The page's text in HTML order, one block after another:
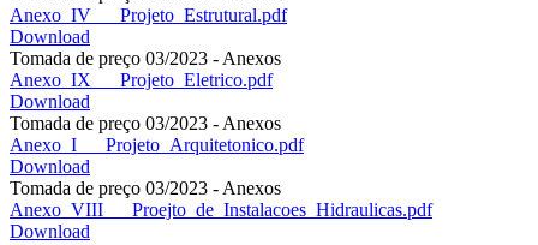
Anexo_IV___Projeto_Estrutural.pdf
Download
Tomada de preço 03/2023 - Anexos
Anexo_IX___Projeto_Eletrico.pdf
Download
Tomada de preço 03/2023 - Anexos
Anexo_I___Projeto_Arquitetonico.pdf
Download
Tomada de preço 03/2023 - Anexos
Anexo_VIII___Proejto_de_Instalacoes_Hidraulicas.pdf
Download